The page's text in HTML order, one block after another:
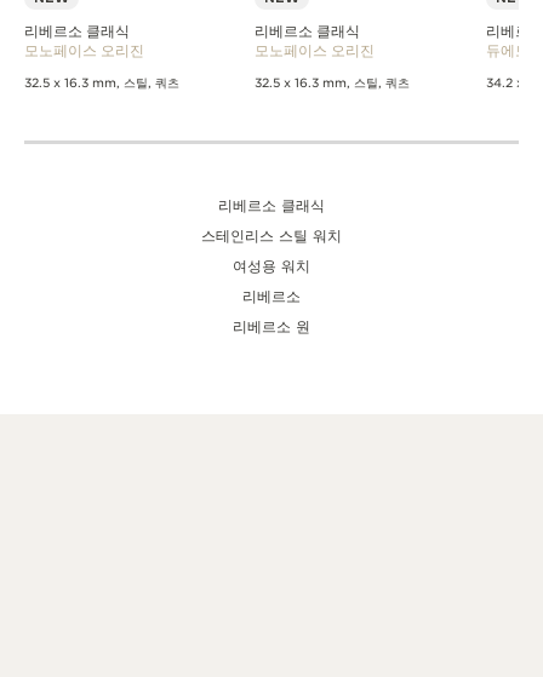
리베르소 클래식
모노페이스 오리진
32.5 x 16.3 mm, 스틸, 쿼츠
리베르소 클래식
모노페이스 오리진
32.5 x 16.3 mm, 스틸, 쿼츠
리베르
듀에토
34.2 x 21
리베르소 클래식
스테인리스 스틸 워치
여성용 워치
리베르소
리베르소 원